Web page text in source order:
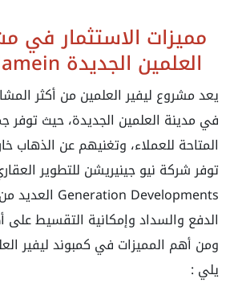
مميزات الاستثمار في
العلمين الجديدة
يعد مشروع ليفير العلمين من أكثر
في مدينة العلمين الجديدة، حيث توفر
المتاحة للعملاء، وتغنيهم عن الذهاب
توفر شركة نيو جينيريشن للتطوير
Generation Developments العديد
الدفع والسداد وإمكانية التقسيط
ومن أهم المميزات في كمبوند ليفير
يلي :